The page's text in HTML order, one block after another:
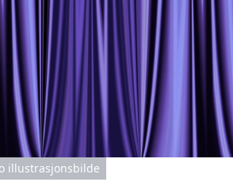
illustrasjonsbilde